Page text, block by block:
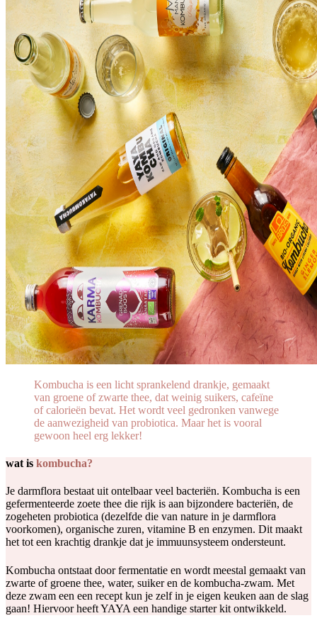
Kombucha is een licht sprankelend drankje, gemaakt
van groene of zwarte thee, dat weinig suikers, cafeïne
of calorieën bevat. Het wordt veel gedronken vanwege
de aanwezigheid van probiotica. Maar het is vooral
gewoon heel erg lekker!
wat is kombucha?
Je darmflora bestaat uit ontelbaar veel bacteriën. Kombucha is een
gefermenteerde zoete thee die rijk is aan bijzondere bacteriën, de
zogeheten probiotica (dezelfde die van nature in je darmflora
voorkomen), organische zuren, vitamine B en enzymen. Dit maakt
het tot een krachtig drankje dat je immuunsysteem ondersteunt.
Kombucha ontstaat door fermentatie en wordt meestal gemaakt van
zwarte of groene thee, water, suiker en de kombucha-zwam. Met
deze zwam een een recept kun je zelf in je eigen keuken aan de slag
gaan! Hiervoor heeft YAYA een handige starter kit ontwikkeld.